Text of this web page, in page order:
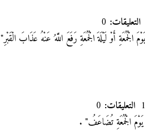
التعليقات:
أَوْ لَيْلَةَ الْجُمُعَةِ رَفَعَ اللَّهُ عَنْهُ عَذَابَ‏ الْقَبْرِ"
التعليقات:
يَوْمَ‏ الْجُمُعَةِ تُضَاعَفُ" .